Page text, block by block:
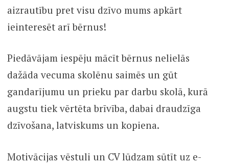
aizrautību pret visu dzīvo mums apkārt
ieinteresēt arī bērnus!
Piedāvājam iespēju mācīt bērnus nelielās
dažāda vecuma skolēnu saimēs un gūt
gandarījumu un prieku par darbu skolā, kurā
augstu tiek vērtēta brīvība, dabai draudzīga
dzīvošana, latviskums un kopiena.
Motivācijas vēstuli un CV lūdzam sūtīt uz e-